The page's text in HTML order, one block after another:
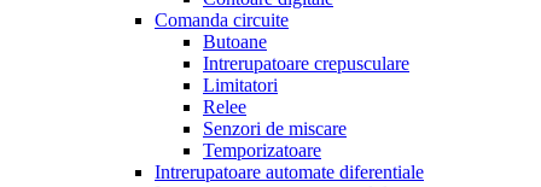
Comanda circuite
Butoane
Intrerupatoare crepusculare
Limitatori
Relee
Senzori de miscare
Temporizatoare
Intrerupatoare automate diferentiale